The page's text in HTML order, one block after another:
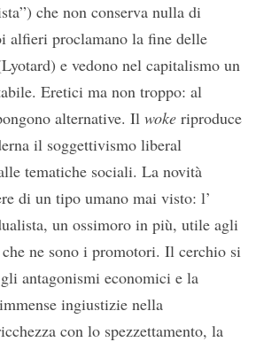
che non conserva nulla di
alfieri proclamano la fine delle
e vedono nel capitalismo un
Eretici ma non troppo: al
alternative. Il woke riproduce
il soggettivismo liberal
tematiche sociali. La novità
di un tipo umano mai visto: l’
un ossimoro in più, utile agli
ne sono i promotori. Il cerchio si
antagonismi economici e la
ingiustizie nella
con lo spezzettamento, la